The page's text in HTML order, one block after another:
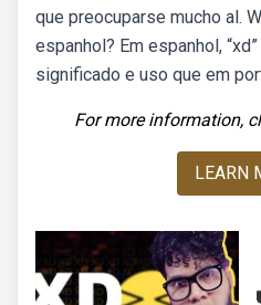
que preocuparse mucho al.
espanhol? Em espanhol,
significado e uso que em
For more information,
LEARN